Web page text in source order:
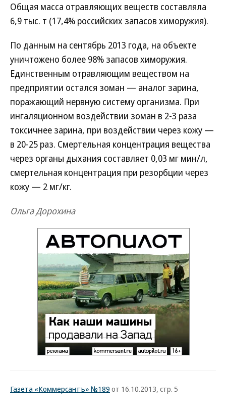
Общая масса отравляющих веществ составляла
6,9 тыс. т (17,4% российских запасов химоружия).
По данным на сентябрь 2013 года, на объекте
уничтожено более 98% запасов химоружия.
Единственным отравляющим веществом на
предприятии остался зоман — аналог зарина,
поражающий нервную систему организма. При
ингаляционном воздействии зоман в 2-3 раза
токсичнее зарина, при воздействии через кожу —
в 20-25 раз. Смертельная концентрация вещества
через органы дыхания составляет 0,03 мг мин/л,
смертельная концентрация при резорбции через
кожу — 2 мг/кг.
Ольга Дорохина
Газета «Коммерсантъ» №189 от 16.10.2013, стр. 5